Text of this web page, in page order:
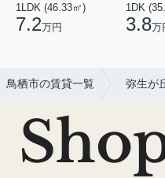
1LDK (46.33㎡)
7.2万円
1DK
3.8万
鳥栖市の賃貸一覧 弥生が